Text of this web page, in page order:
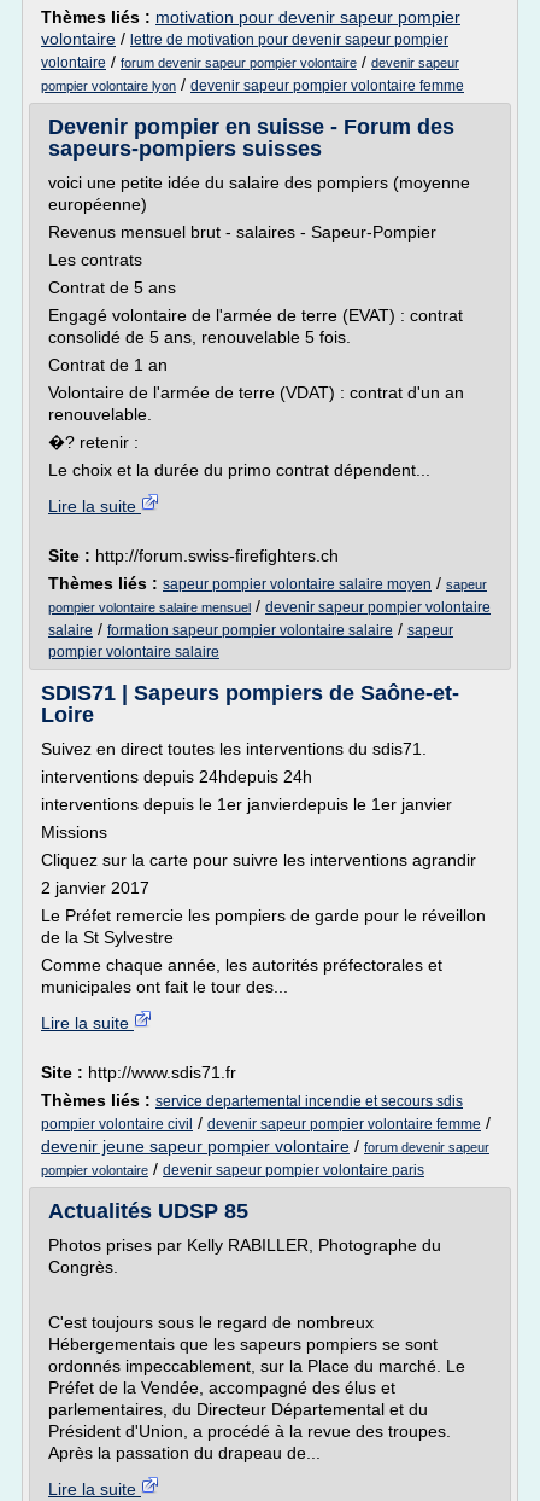
Thèmes liés : motivation pour devenir sapeur pompier
volontaire / lettre de motivation pour devenir sapeur pompier
volontaire / forum devenir sapeur pompier volontaire / devenir sapeur
pompier volontaire lyon / devenir sapeur pompier volontaire femme
Devenir pompier en suisse - Forum des
sapeurs-pompiers suisses
voici une petite idée du salaire des pompiers (moyenne
européenne)
Revenus mensuel brut - salaires - Sapeur-Pompier
Les contrats
Contrat de 5 ans
Engagé volontaire de l'armée de terre (EVAT) : contrat
consolidé de 5 ans, renouvelable 5 fois.
Contrat de 1 an
Volontaire de l'armée de terre (VDAT) : contrat d'un an
renouvelable.
�? retenir :
Le choix et la durée du primo contrat dépendent...
Lire la suite
Site : http://forum.swiss-firefighters.ch
Thèmes liés : sapeur pompier volontaire salaire moyen / sapeur
pompier volontaire salaire mensuel / devenir sapeur pompier volontaire
salaire / formation sapeur pompier volontaire salaire / sapeur
pompier volontaire salaire
SDIS71 | Sapeurs pompiers de Saône-et-
Loire
Suivez en direct toutes les interventions du sdis71.
interventions depuis 24hdepuis 24h
interventions depuis le 1er janvierdepuis le 1er janvier
Missions
Cliquez sur la carte pour suivre les interventions agrandir
2 janvier 2017
Le Préfet remercie les pompiers de garde pour le réveillon
de la St Sylvestre
Comme chaque année, les autorités préfectorales et
municipales ont fait le tour des...
Lire la suite
Site : http://www.sdis71.fr
Thèmes liés : service departemental incendie et secours sdis
pompier volontaire civil / devenir sapeur pompier volontaire femme /
devenir jeune sapeur pompier volontaire / forum devenir sapeur
pompier volontaire / devenir sapeur pompier volontaire paris
Actualités UDSP 85
Photos prises par Kelly RABILLER, Photographe du
Congrès.
C'est toujours sous le regard de nombreux
Hébergementais que les sapeurs pompiers se sont
ordonnés impeccablement, sur la Place du marché. Le
Préfet de la Vendée, accompagné des élus et
parlementaires, du Directeur Départemental et du
Président d'Union, a procédé à la revue des troupes.
Après la passation du drapeau de...
Lire la suite